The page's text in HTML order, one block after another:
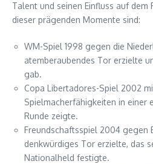
Talent und seinen Einfluss auf dem
dieser prägenden Momente sind:
WM-Spiel 1998 gegen die
atemberaubendes Tor erzielte
gab.
Copa Libertadores-Spiel 2002
Spielmacherfähigkeiten in einer
Runde zeigte.
Freundschaftsspiel 2004 gegen
denkwürdiges Tor erzielte, das
Nationalheld festigte.